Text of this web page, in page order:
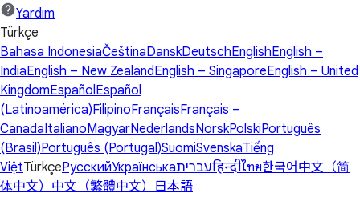
Yardım
Türkçe
Bahasa IndonesiaČeštinaDanskDeutschEnglishEnglish –
IndiaEnglish – New ZealandEnglish – SingaporeEnglish – United
KingdomEspañol Español
(Latinoamérica)FilipinoFrançaisFrançais –
CanadaItalianoMagyarNederlandsNorskPolskiPortuguês
(Brasil)Português (Portugal)SuomiSvenskaTiếng
ViệtTürkçeРусскийУкраїнськаעבריתहिन्दीไทย한국어 中文（简
体中文） 中文（繁體中文） 日本語